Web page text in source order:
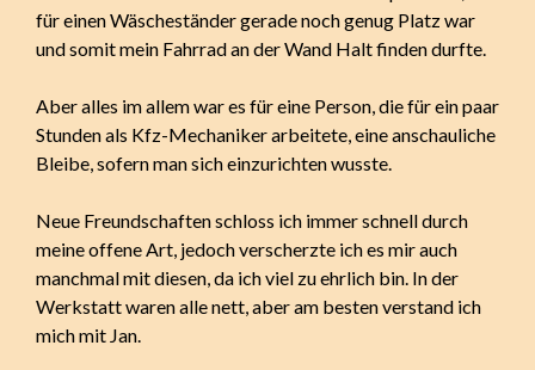
für einen Wäscheständer gerade noch genug Platz war
und somit mein Fahrrad an der Wand Halt finden durfte.
Aber alles im allem war es für eine Person, die für ein paar
Stunden als Kfz-Mechaniker arbeitete, eine anschauliche
Bleibe, sofern man sich einzurichten wusste.
Neue Freundschaften schloss ich immer schnell durch
meine offene Art, jedoch verscherzte ich es mir auch
manchmal mit diesen, da ich viel zu ehrlich bin. In der
Werkstatt waren alle nett, aber am besten verstand ich
mich mit Jan.